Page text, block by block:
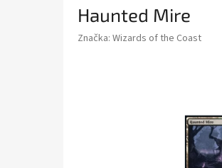
Haunted Mire
Značka: Wizards of the Coast